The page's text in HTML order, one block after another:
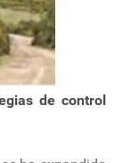
de control